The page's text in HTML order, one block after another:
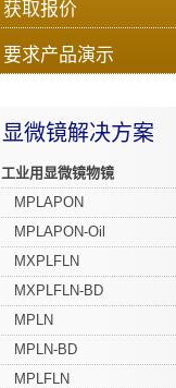
获取报价
要求产品演示
显微镜解决方案
工业用显微镜物镜
MPLAPON
MPLAPON-Oil
MXPLFLN
MXPLFLN-BD
MPLN
MPLN-BD
MPLFLN